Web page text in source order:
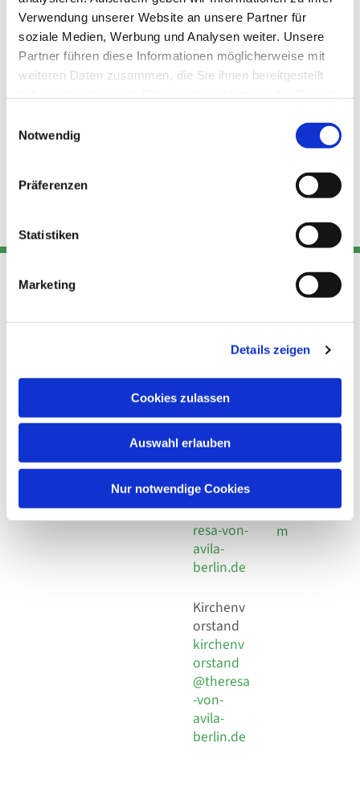
Verwendung unserer Website an unsere Partner für
soziale Medien, Werbung und Analysen weiter. Unsere
Partner führen diese Informationen möglicherweise mit
weiteren Daten zusammen, die Sie ihnen bereitgestellt
Notwendig
Präferenzen
Statistiken
Marketing
Details zeigen
Cookies zulassen
Auswahl erlauben
Nur notwendige Cookies
Adresse
Kirchengemeinde Pfarrei
Hl. Theresa von Avila Berlin
Leitender Pfarrer - Norbert
Behaimstr. 39
Kont
Telefon
+49 30
924 64 28
Fax +49
30 924 54
18
E-Mail
info@the
resa-von-
avila-
berlin.de
Kirchenv
orstand
kirchenv
orstand
@theresa
-von-
avila-
berlin.de
Links
Datensch
utz
Social
Impressu
m